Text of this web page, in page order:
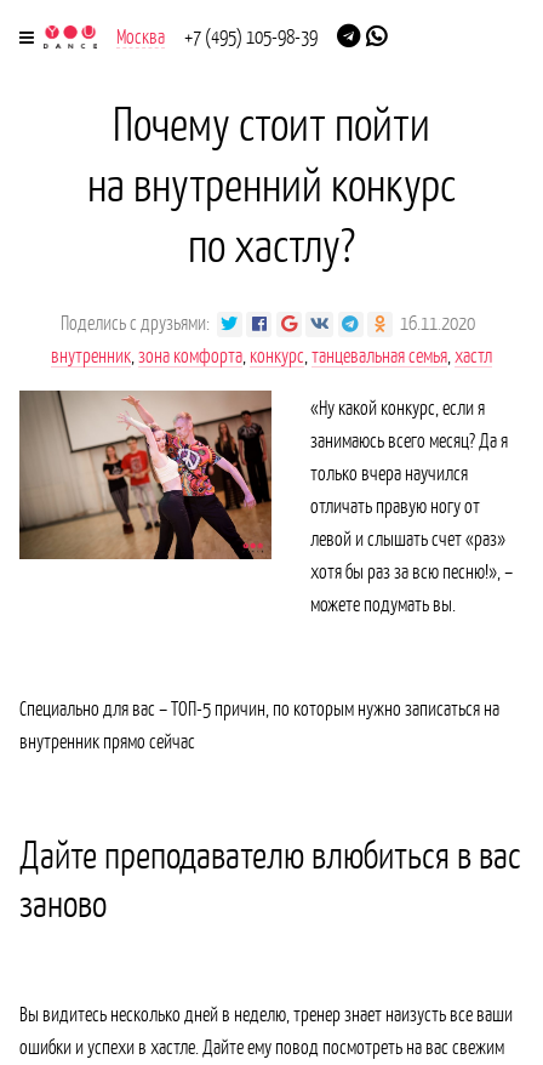
Москва +7 (495) 105-98-39
Почему стоит пойти
на внутренний конкурс
по хастлу?
Поделись с друзьями:
16.11.2020
внутренник зона комфорта конкурс танцевальная семья хастл
«Ну какой конкурс, если я
занимаюсь всего месяц? Да я
только вчера научился
отличать правую ногу от
левой и слышать счет «раз»
хотя бы раз за всю песню!», –
можете подумать вы.
Специально для вас – ТОП-5 причин, по которым нужно записаться на
внутренник прямо сейчас
Дайте преподавателю влюбиться в вас
заново
Вы видитесь несколько дней в неделю, тренер знает наизусть все ваши
ошибки и успехи в хастле. Дайте ему повод посмотреть на вас свежим